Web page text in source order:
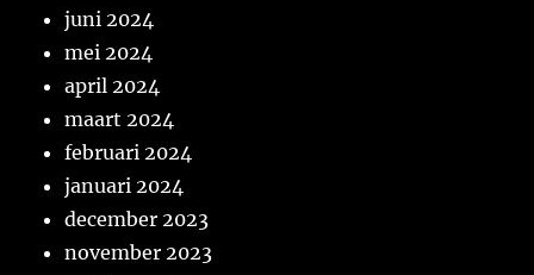
juni 2024
mei 2024
april 2024
maart 2024
februari 2024
januari 2024
december 2023
november 2023